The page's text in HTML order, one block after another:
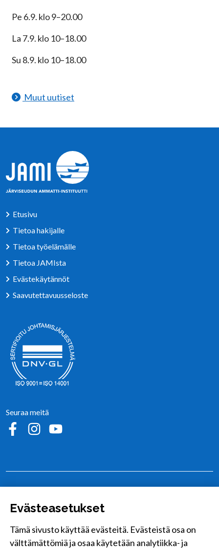
Pe 6.9. klo 9–20.00
La 7.9. klo 10–18.00
Su 8.9. klo 10–18.00
Muut uutiset
Etusivu
Tietoa hakijalle
Tietoa työelämälle
Tietoa JAMIsta
Evästekäytännöt
Saavutettavuusseloste
Seuraa meitä
Sosiaalinen media: facebook
Sosiaalinen media: instagram
Sosiaalinen media: youtube
Hoiskontie 25, 62900 Alajärvi
Kurejoentie 390, 62710 Kurejoki
Evästeasetukset
Tämä sivusto käyttää evästeitä. Evästeistä osa on
välttämättömiä ja osaa käytetään analytiikka- ja